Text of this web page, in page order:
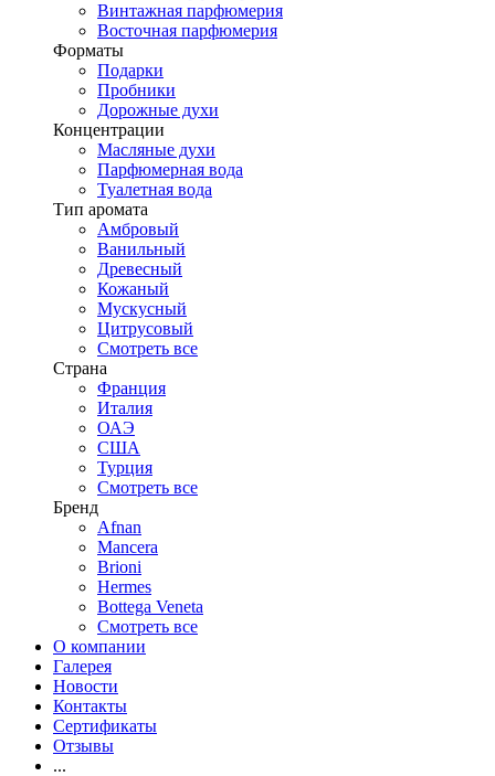
Винтажная парфюмерия
Восточная парфюмерия
Форматы
Подарки
Пробники
Дорожные духи
Концентрации
Масляные духи
Парфюмерная вода
Туалетная вода
Тип аромата
Амбровый
Ванильный
Древесный
Кожаный
Мускусный
Цитрусовый
Смотреть все
Страна
Франция
Италия
ОАЭ
США
Турция
Смотреть все
Бренд
Afnan
Mancera
Brioni
Hermes
Bottega Veneta
Смотреть все
О компании
Галерея
Новости
Контакты
Сертификаты
Отзывы
...